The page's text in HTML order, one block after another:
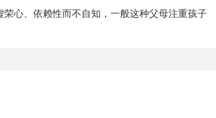
心、依赖性而不自知，一般这种父母注重孩子